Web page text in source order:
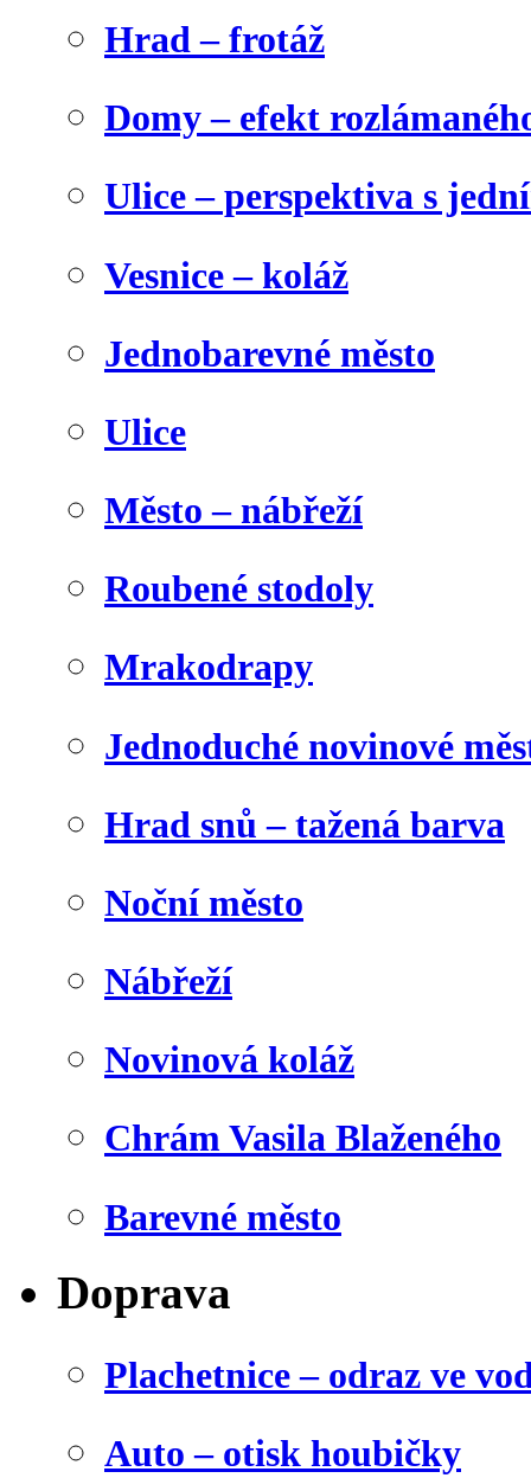
Hrad – frotáž
Domy – efekt
Ulice – perspektiva s
Vesnice – koláž
Jednobarevné město
Ulice
Město – nábřeží
Roubené stodoly
Mrakodrapy
Jednoduché novinové
Hrad snů – tažená barva
Noční město
Nábřeží
Novinová koláž
Chrám Vasila Blaženého
Barevné město
Doprava
Plachetnice – odraz ve
Auto – otisk houbičky